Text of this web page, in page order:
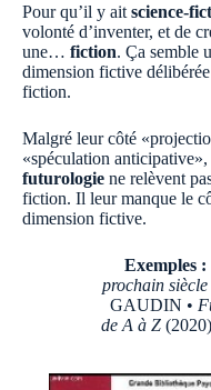
Pour qu’il y ait science-
volonté d’inventer, et de
une… fiction. Ça semble
dimension fictive
fiction.
Malgré leur côté
«spéculation anticipative»,
futurologie ne relèvent
fiction. Il leur manque le
dimension fictive.
Exemples
prochain siècle
GAUDIN •
de A à Z